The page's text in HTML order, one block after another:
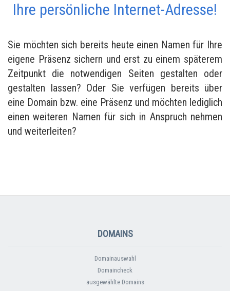
Ihre persönliche Internet-Adresse!
Sie möchten sich bereits heute einen Namen für Ihre
eigene Präsenz sichern und erst zu einem späterem
Zeitpunkt die notwendigen Seiten gestalten oder
gestalten lassen? Oder Sie verfügen bereits über
eine Domain bzw. eine Präsenz und möchten lediglich
einen weiteren Namen für sich in Anspruch nehmen
und weiterleiten?
DOMAINS
Domainauswahl
Domaincheck
ausgewählte Domains